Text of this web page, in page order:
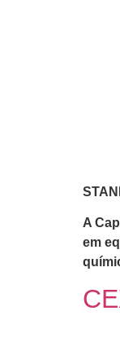
A
em